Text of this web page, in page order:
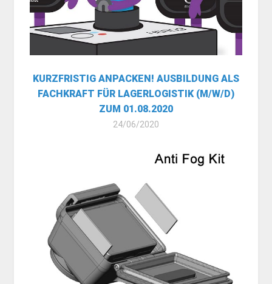
KURZFRISTIG ANPACKEN! AUSBILDUNG ALS
FACHKRAFT FÜR LAGERLOGISTIK (M/W/D)
ZUM 01.08.2020
24/06/2020